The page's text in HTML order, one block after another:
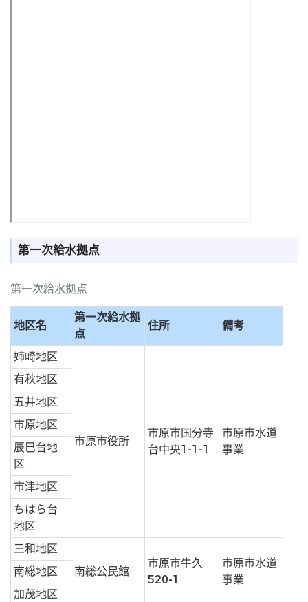
第一次給水拠点
第一次給水拠点
地区名
第一次給水拠
点
住所 備考
姉崎地区
市原市役所
市原市国分寺
台中央1-1-1
市原市水道
事業
有秋地区
五井地区
市原地区
辰巳台地
区
市津地区
ちはら台
地区
三和地区
南総公民館
市原市牛久
520-1
市原市水道
事業
南総地区
加茂地区